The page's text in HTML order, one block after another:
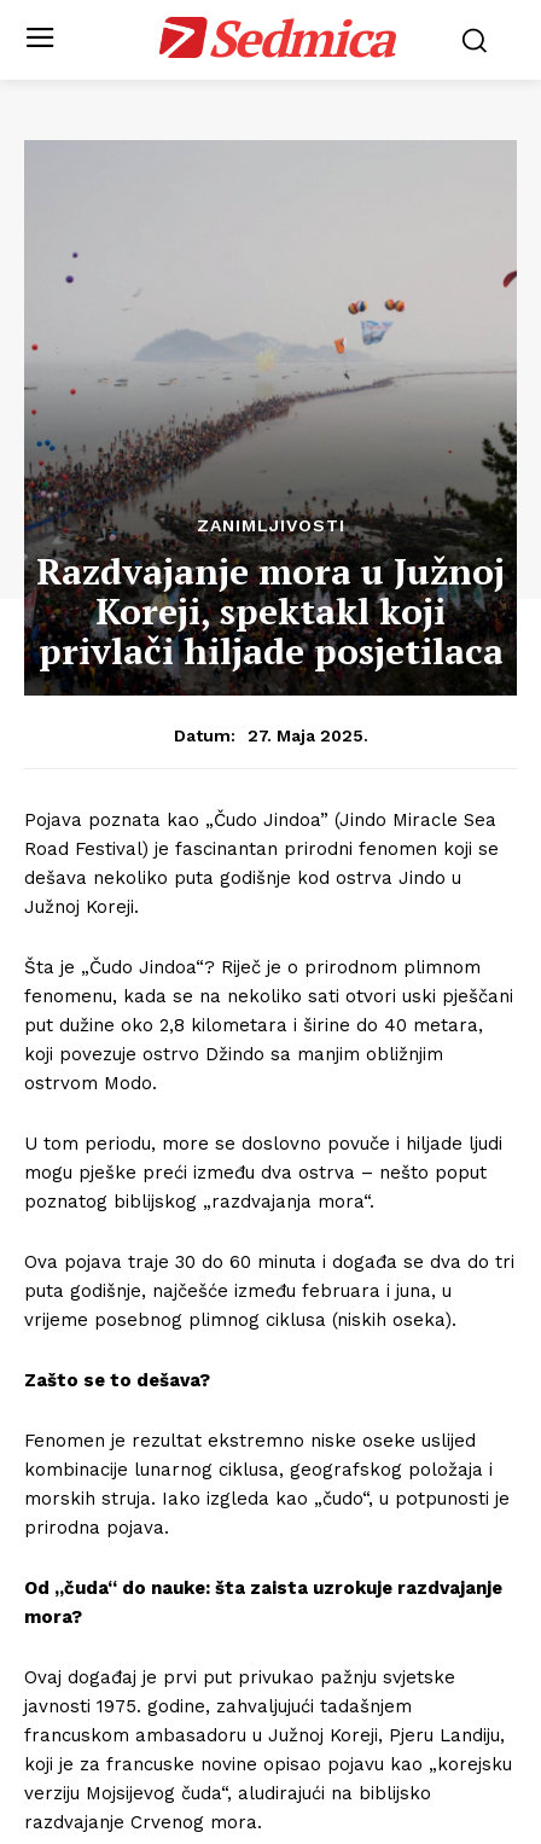
Sedmica
ZANIMLJIVOSTI
Razdvajanje mora u Južnoj
Koreji, spektakl koji
privlači hiljade posjetilaca
Datum: 27. Maja 2025.
Pojava poznata kao „Čudo Jindoa” (Jindo Miracle Sea
Road Festival) je fascinantan prirodni fenomen koji se
dešava nekoliko puta godišnje kod ostrva Jindo u
Južnoj Koreji.
Šta je „Čudo Jindoa“? Riječ je o prirodnom plimnom
fenomenu, kada se na nekoliko sati otvori uski pješčani
put dužine oko 2,8 kilometara i širine do 40 metara,
koji povezuje ostrvo Džindo sa manjim obližnjim
ostrvom Modo.
U tom periodu, more se doslovno povuče i hiljade ljudi
mogu pješke preći između dva ostrva – nešto poput
poznatog biblijskog „razdvajanja mora“.
Ova pojava traje 30 do 60 minuta i događa se dva do tri
puta godišnje, najčešće između februara i juna, u
vrijeme posebnog plimnog ciklusa (niskih oseka).
Zašto se to dešava?
Fenomen je rezultat ekstremno niske oseke uslijed
kombinacije lunarnog ciklusa, geografskog položaja i
morskih struja. Iako izgleda kao „čudo“, u potpunosti je
prirodna pojava.
Od „čuda“ do nauke: šta zaista uzrokuje razdvajanje
mora?
Ovaj događaj je prvi put privukao pažnju svjetske
javnosti 1975. godine, zahvaljujući tadašnjem
francuskom ambasadoru u Južnoj Koreji, Pjeru Landiju,
koji je za francuske novine opisao pojavu kao „korejsku
verziju Mojsijevog čuda“, aludirajući na biblijsko
razdvajanje Crvenog mora.